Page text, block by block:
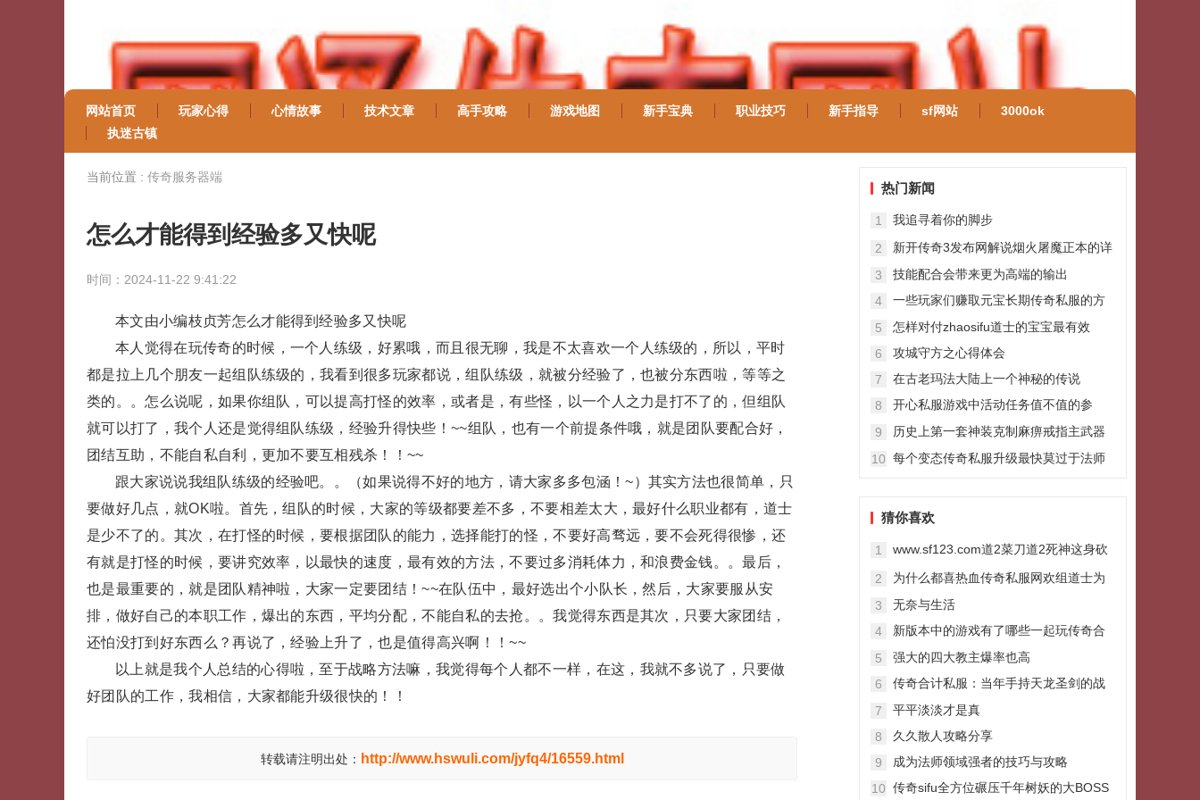
网站首页 玩家心得 心情故事 技术文章 高手攻略 游戏地图 新手宝典 职业技巧 新手指导 sf网站
3000ok
执迷古镇
当前位置 : 传奇服务器端
怎么才能得到经验多又快呢
时间：2024-11-22 9:41:22
本文由小编枝贞芳怎么才能得到经验多又快呢
本人觉得在玩传奇的时候，一个人练级，好累哦，而且很无聊，我是不太喜欢一个人练级的，所以，平时
都是拉上几个朋友一起组队练级的，我看到很多玩家都说，组队练级，就被分经验了，也被分东西啦，等等之
类的。。怎么说呢，如果你组队，可以提高打怪的效率，或者是，有些怪，以一个人之力是打不了的，但组队
就可以打了，我个人还是觉得组队练级，经验升得快些！~~组队，也有一个前提条件哦，就是团队要配合好，
团结互助，不能自私自利，更加不要互相残杀！！~~
跟大家说说我组队练级的经验吧。。（如果说得不好的地方，请大家多多包涵！~）其实方法也很简单，只
要做好几点，就OK啦。首先，组队的时候，大家的等级都要差不多，不要相差太大，最好什么职业都有，道士
是少不了的。其次，在打怪的时候，要根据团队的能力，选择能打的怪，不要好高骛远，要不会死得很惨，还
有就是打怪的时候，要讲究效率，以最快的速度，最有效的方法，不要过多消耗体力，和浪费金钱。。最后，
也是最重要的，就是团队精神啦，大家一定要团结！~~在队伍中，最好选出个小队长，然后，大家要服从安
排，做好自己的本职工作，爆出的东西，平均分配，不能自私的去抢。。我觉得东西是其次，只要大家团结，
还怕没打到好东西么？再说了，经验上升了，也是值得高兴啊！！~~
以上就是我个人总结的心得啦，至于战略方法嘛，我觉得每个人都不一样，在这，我就不多说了，只要做
好团队的工作，我相信，大家都能升级很快的！！
转载请注明出处： http://www.hswuli.com/jyfq4/16559.html
热门新闻
1
我追寻着你的脚步
2
新开传奇3发布网解说烟火屠魔正本的详
3
技能配合会带来更为高端的输出
4
一些玩家们赚取元宝长期传奇私服的方
5
怎样对付zhaosifu道士的宝宝最有效
6
攻城守方之心得体会
7
在古老玛法大陆上一个神秘的传说
8
开心私服游戏中活动任务值不值的参
9
历史上第一套神装克制麻痹戒指主武器
10 每个变态传奇私服升级最快莫过于法师
猜你喜欢
1
www.sf123.com道2菜刀道2死神这身砍
2
为什么都喜热血传奇私服网欢组道士为
3
无奈与生活
4
新版本中的游戏有了哪些一起玩传奇合
5
强大的四大教主爆率也高
6
传奇合计私服：当年手持天龙圣剑的战
7
平平淡淡才是真
8
久久散人攻略分享
9
成为法师领域强者的技巧与攻略
10 传奇sifu全方位碾压千年树妖的大BOSS